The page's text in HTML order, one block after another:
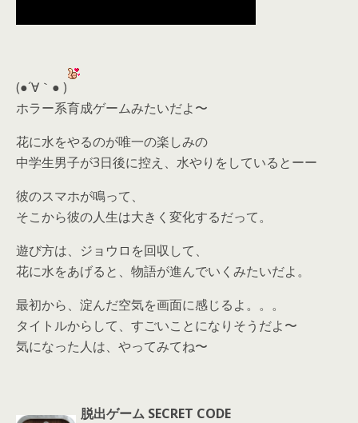
(●´∀｀● )
ホラー系育成ゲームみたいだよ〜
花に水をやるのが唯一の楽しみの
中学生男子が3日後に控え、水やりをしているとーー
彼のスマホが鳴って、
そこから彼の人生は大きく変化するだって。
遊び方は、ジョウロを回収して、
花に水をあげると、物語が進んでいくみたいだよ。
最初から、淀んだ空気を画面に感じるよ。。。
タイトルからして、すごいことになりそうだよ〜
気になった人は、やってみてね〜
脱出ゲーム SECRET CODE